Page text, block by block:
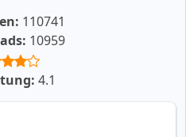
110741
10959
4.1